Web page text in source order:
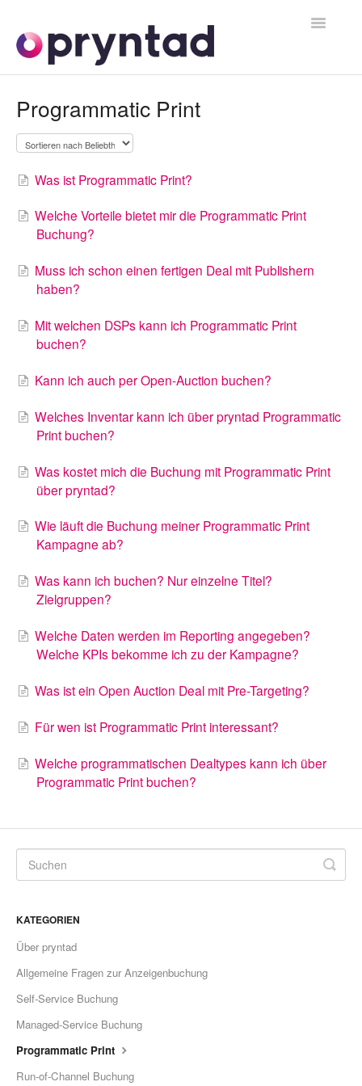
Toggle
Programmatic Print
Was ist Programmatic Print?
Welche Vorteile bietet mir die Programmatic Print
Buchung?
Muss ich schon einen fertigen Deal mit Publishern
haben?
Mit welchen DSPs kann ich Programmatic Print
buchen?
Kann ich auch per Open-Auction buchen?
Welches Inventar kann ich über pryntad Programmatic
Print buchen?
Was kostet mich die Buchung mit Programmatic Print
über pryntad?
Wie läuft die Buchung meiner Programmatic Print
Kampagne ab?
Was kann ich buchen? Nur einzelne Titel?
Zielgruppen?
Welche Daten werden im Reporting angegeben?
Welche KPIs bekomme ich zu der Kampagne?
Was ist ein Open Auction Deal mit Pre-Targeting?
Für wen ist Programmatic Print interessant?
Welche programmatischen Dealtypes kann ich über
Programmatic Print buchen?
KATEGORIEN
Über pryntad
Allgemeine Fragen zur Anzeigenbuchung
Self-Service Buchung
Managed-Service Buchung
Programmatic Print
Run-of-Channel Buchung